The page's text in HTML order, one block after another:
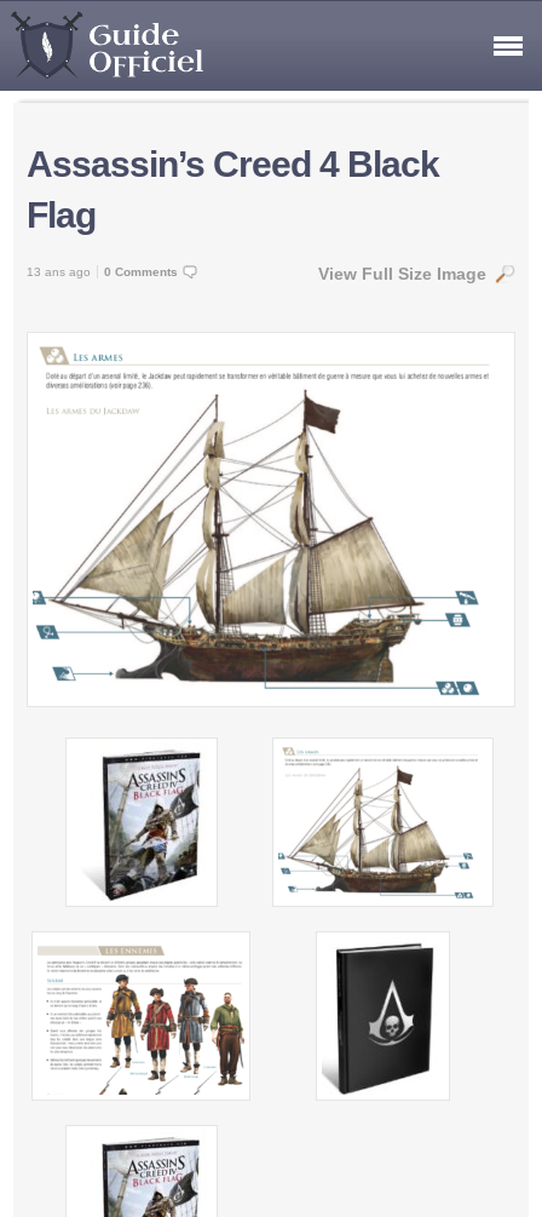
Assassin’s Creed 4 Black
Flag
13 ans ago 0 Comments View Full Size Image